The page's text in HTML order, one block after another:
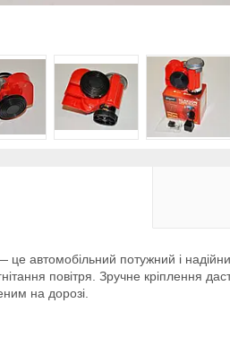
це автомобільний потужний і
повітря. Зручне кріплення
на дорозі.